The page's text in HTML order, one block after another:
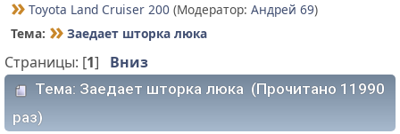
Toyota Land Cruiser 200 (Модератор: Андрей 69)
Тема:
Заедает шторка люка
Страницы: [1] Вниз
Тема: Заедает шторка люка (Прочитано 11990
раз)